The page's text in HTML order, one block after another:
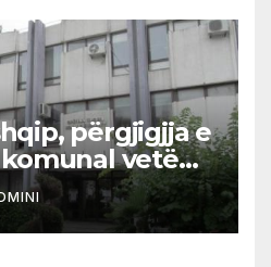
përgjigjja e
vetëm